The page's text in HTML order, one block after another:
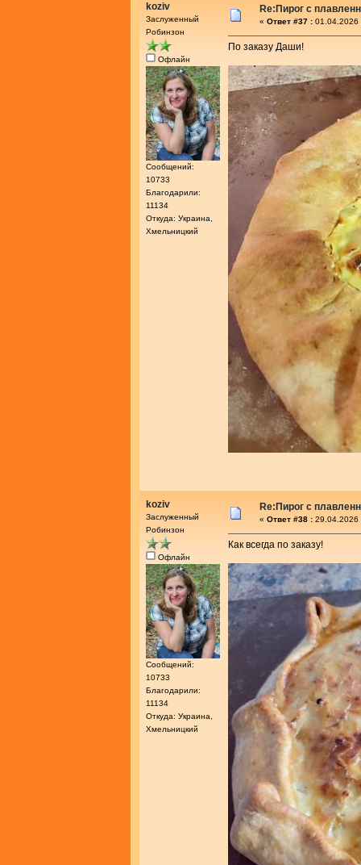
koziv
Заслуженный
Робинзон
Офлайн
Сообщений:
10733
Благодарили:
11134
Откуда: Украина,
Хмельницкий
Re:Пирог с
« Ответ #37 : 01.04.2026
По заказу Даши!
koziv
Заслуженный
Робинзон
Офлайн
Сообщений:
10733
Благодарили:
11134
Откуда: Украина,
Хмельницкий
Re:Пирог с
« Ответ #38 : 29.04.2026
Как всегда по заказу!